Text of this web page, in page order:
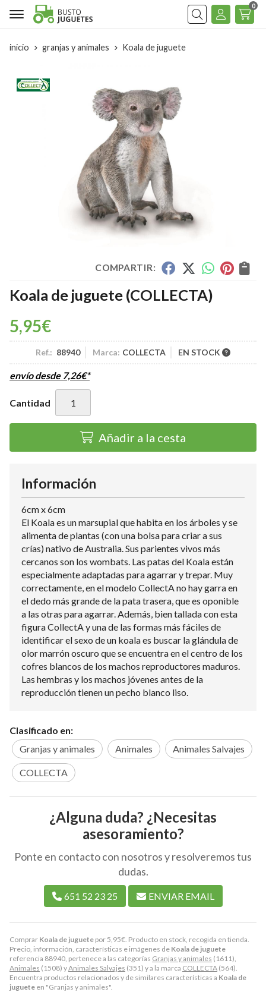
Buscar
0
inicio granjas y animales Koala de juguete
COMPARTIR:
Koala de juguete (COLLECTA)
5,95€
Ref.: 88940 Marca: COLLECTA EN STOCK
envío desde 7,26€*
Cantidad
Añadir a la cesta
Comprar Koala de juguete por 5,95€ . Producto en stock, recogida en tienda.
Precio, información, características e imágenes de Koala de juguete
referencia 88940, pertenece a las categorías Granjas y animales (1611),
Animales (1508) yAnimales Salvajes (351) y a la marca COLLECTA (564).
Encuentra productos relacionados y de similares características a Koala de
juguete en "Granjas y animales".
Información
6cm x 6cm
El Koala es un marsupial que habita en los árboles y se
alimenta de plantas (con una bolsa para criar a sus
crías) nativo de Australia. Sus parientes vivos más
cercanos son los wombats. Las patas del Koala están
especialmente adaptadas para agarrar y trepar. Muy
correctamente, en el modelo CollectA no hay garra en
el dedo más grande de la pata trasera, que es oponible
a las otras para agarrar. Además, bien tallada con esta
figura CollectA y una de las formas más fáciles de
identificar el sexo de un koala es buscar la glándula de
olor marrón oscuro que se encuentra en el centro de los
cofres blancos de los machos reproductores maduros.
Las hembras y los machos jóvenes antes de la
reproducción tienen un pecho blanco liso.
Clasificado en:
Granjas y animales
Animales Animales Salvajes
COLLECTA
¿Alguna duda? ¿Necesitas
asesoramiento?
Ponte en contacto con nosotros y resolveremos tus
dudas.
651 52 23 25 ENVIAR EMAIL